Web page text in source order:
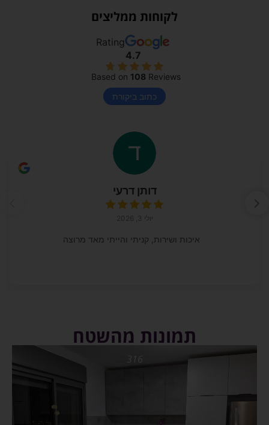
לקוחות ממליצים
Rating
4.7
Based on 108 Reviews
כתוב ביקורת
דותן דרעי
יולי 3, 2026
איכות ושירות, קניתי והייתי מאד מרוצה
תמונות מהשטח